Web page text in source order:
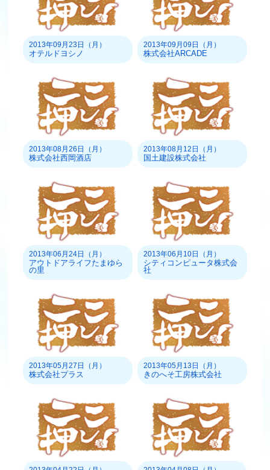
2013年09月23日（月）
オテルドヨシノ
2013年09月09日（月）
株式会社ARCADE
2013年08月26日（月）
株式会社西岡酒店
2013年08月12日（月）
国土建設株式会社
2013年06月24日（月）
アウトドアライフたまゆら
の里
2013年06月10日（月）
シティコンピュータ株式会
社
2013年05月27日（月）
株式会社プラス
2013年05月13日（月）
きのへそ工房株式会社